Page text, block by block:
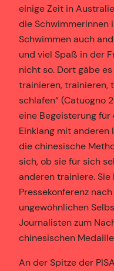
einige Zeit in
die Schwimmerinnen
Schwimmen auch
und viel Spaß in der
nicht so. Dort gäbe
trainieren, trainieren,
schlafen“ (Catuogno
eine Begeisterung
Einklang mit anderen
die chinesische
sich, ob sie für sich
anderen trainiere.
Pressekonferenz
ungewöhnlichen
Journalisten zum
chinesischen
An der Spitze der